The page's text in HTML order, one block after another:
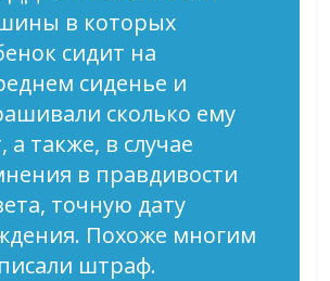
в которых
сидит на
сиденье и
сколько ему
а также, в случае
в правдивости
точную дату
Похоже многим
штраф.